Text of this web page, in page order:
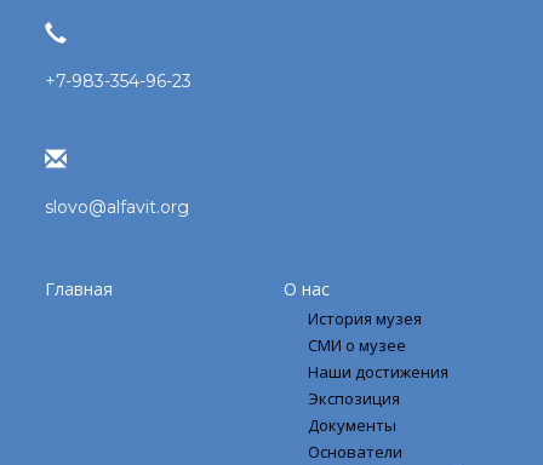
+7-983-354-96-23
slovo@alfavit.org
Главная О нас
История музея
СМИ о музее
Наши достижения
Экспозиция
Документы
Основатели